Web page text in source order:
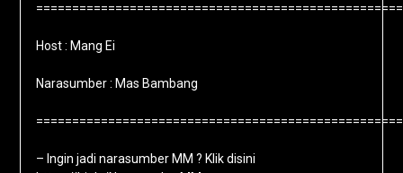
Host : Mang Ei
Narasumber : Mas Bambang
– Ingin jadi narasumber MM ? Klik disini